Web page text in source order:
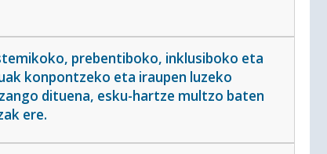
prebentiboko, inklusiboko eta
konpontzeko eta iraupen luzeko
dituena, esku-hartze multzo baten
ere.